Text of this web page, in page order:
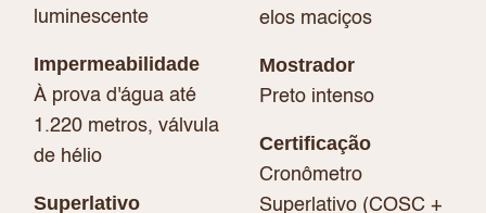
luminescente
Impermeabilidade
À prova d'água até
1.220 metros, válvula
de hélio
Superlativo
elos maciços
Mostrador
Preto intenso
Certificação
Cronômetro
Superlativo (COSC +